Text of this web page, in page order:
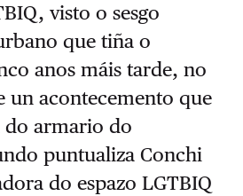
visto o sesgo
que tiña o
anos máis tarde, no
un acontecemento que
do armario do
puntualiza Conchi
do espazo LGTBIQ